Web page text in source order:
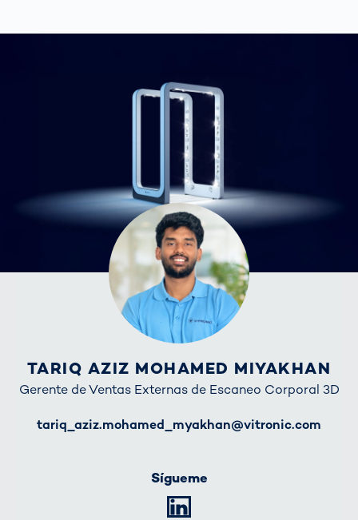
TARIQ AZIZ MOHAMED MIYAKHAN
Gerente de Ventas Externas de Escaneo Corporal 3D
E-Mail
tariq_aziz.mohamed_myakhan@vitronic.com
Sígueme